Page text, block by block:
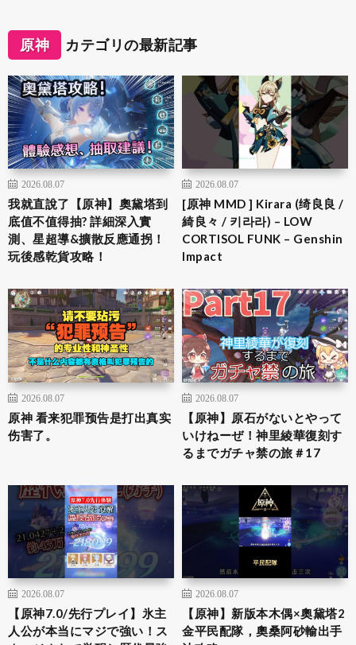
原神 カテゴリの最新記事
2026.08.07
我就直說了【原神】奧黛塔到
底值不值得抽? 詳細深入實
測、星超導&擴散反應通拐！
玩後感乾貨攻略！
2026.08.07
[原神 MMD ] Kirara (绮良良 /
綺良々 / 키라라) – LOW
CORTISOL FUNK – Genshin
Impact
2026.08.07
原神 看来犯罪预告是打出真实
伤害了。
2026.08.07
【原神】原石がないとやって
いけねーぜ！神里綾華復刻す
るまでガチャ禁の旅＃17
2026.08.07
【原神7.0/先行プレイ】氷主
人公が本当にマジで強い！ス
2026.08.07
【原神】新版本木偶×奧黛塔2
金平民配隊，奧桑阿砂輸出手